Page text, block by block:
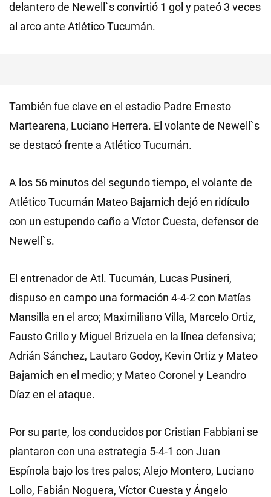
delantero de Newell`s convirtió 1 gol y pateó 3 veces
al arco ante Atlético Tucumán.
También fue clave en el estadio Padre Ernesto
Martearena, Luciano Herrera. El volante de Newell`s
se destacó frente a Atlético Tucumán.
A los 56 minutos del segundo tiempo, el volante de
Atlético Tucumán Mateo Bajamich dejó en ridículo
con un estupendo caño a Víctor Cuesta, defensor de
Newell`s.
El entrenador de Atl. Tucumán, Lucas Pusineri,
dispuso en campo una formación 4-4-2 con Matías
Mansilla en el arco; Maximiliano Villa, Marcelo Ortiz,
Fausto Grillo y Miguel Brizuela en la línea defensiva;
Adrián Sánchez, Lautaro Godoy, Kevin Ortiz y Mateo
Bajamich en el medio; y Mateo Coronel y Leandro
Díaz en el ataque.
Por su parte, los conducidos por Cristian Fabbiani se
plantaron con una estrategia 5-4-1 con Juan
Espínola bajo los tres palos; Alejo Montero, Luciano
Lollo, Fabián Noguera, Víctor Cuesta y Ángelo